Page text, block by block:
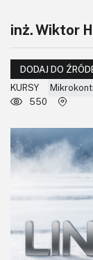
inż. Wiktor
DODAJ DO
KURSY
550